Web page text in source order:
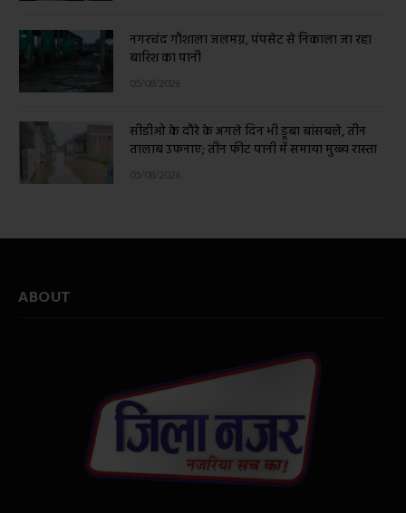
नगरचंद गौशाला जलमग्न, पंपसेट से निकाला जा रहा
बारिश का पानी
05/08/2026
सीडीओ के दौरे के अगले दिन भी डूबा बांसबले, तीन
तालाब उफनाए; तीन फीट पानी में समाया मुख्य रास्ता
05/08/2026
ABOUT